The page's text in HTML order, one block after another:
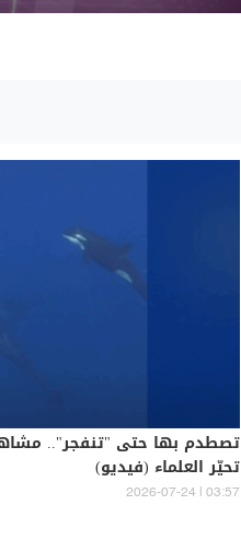
تصطدم بها حتى "تنفجر".. مشاهد
تحيّر العلماء (فيديو)
03:57 | 2026-07-24